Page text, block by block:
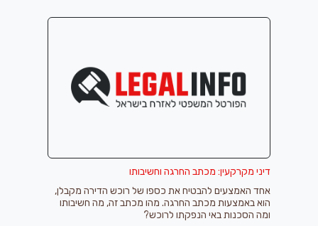
דיני מקרקעין: מכתב החרגה וחשיבותו
אחד האמצעים להבטיח את כספו של רוכש הדירה מקבלן,
הוא באמצעות מכתב החרגה. מהו מכתב זה, מה חשיבותו
ומה הסכנות באי הנפקתו לרוכש?